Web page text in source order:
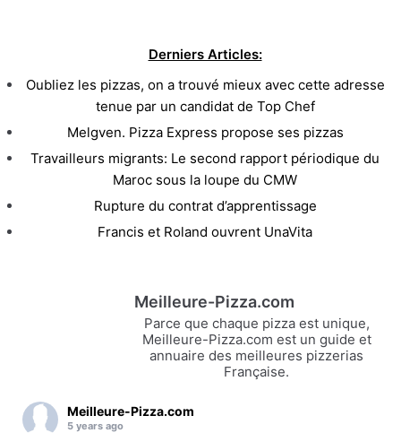
Derniers Articles:
Oubliez les pizzas, on a trouvé mieux avec cette adresse
tenue par un candidat de Top Chef
Melgven. Pizza Express propose ses pizzas
Travailleurs migrants: Le second rapport périodique du
Maroc sous la loupe du CMW
Rupture du contrat d’apprentissage
Francis et Roland ouvrent UnaVita
Meilleure-Pizza.com
Parce que chaque pizza est unique,
Meilleure-Pizza.com est un guide et
annuaire des meilleures pizzerias
Française.
Meilleure-Pizza.com
5 years ago